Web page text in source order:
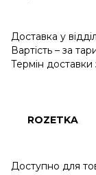
Доставка у
Вартість – за
Термін доставки
ROZETKA
Доступно для